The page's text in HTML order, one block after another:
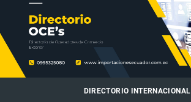
DIRECTORIO INTERNACIONAL